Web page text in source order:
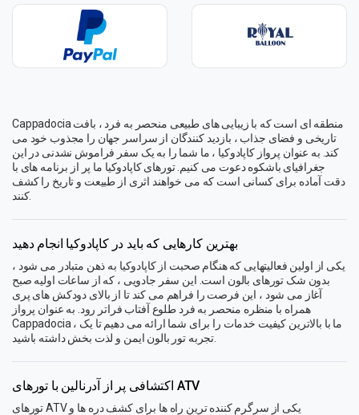
Cappadocia منطقه ای است که با زیبایی های طبیعی منحصر به فرد ، بافت
تاریخی و فضای جذاب ، بازدید کنندگان از سراسر جهان را مجذوب خود می
کند. به عنوان پرواز کاپادوکیا ، ما شما را به یک سفر فراموش نشدنی در این
جغرافیای باشکوه دعوت می کنیم. تورهای کاپادوکیا ما پر از برنامه های با
دقت آماده برای کسانی است که می خواهند اثری از طبیعت و تاریخ را کشف
کنند.
بهترین کارهایی که باید در کاپادوکیا انجام دهید
یکی از اولین فعالیتهایی که هنگام صحبت از کاپادوکیا به ذهن متبادر می شود ،
بدون شک تورهای بالون است. این سفر جادویی ، که از ساعات اولیه صبح
آغاز می شود ، این فرصت را فراهم می کند تا از بالای دودکش های پری
همراه با منظره منحصر به فرد طلوع آفتاب فراتر رود. به عنوان پرواز
Cappadocia ، ما با بالاترین کیفیت خدمات را برای شما ارائه می دهیم تا یک
اکتشافی پر از آدرنالین با تورهای ATV
تورهای ATV یکی از سرگرم کننده ترین راه ها برای کشف دره ها و